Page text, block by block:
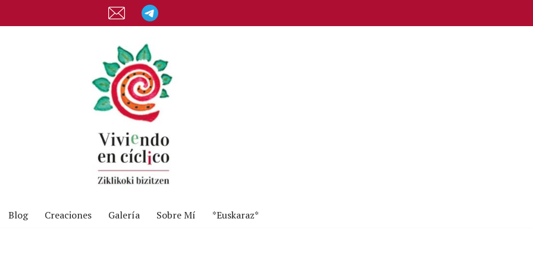
Blog Creaciones Galería Sobre Mí *Euskaraz*